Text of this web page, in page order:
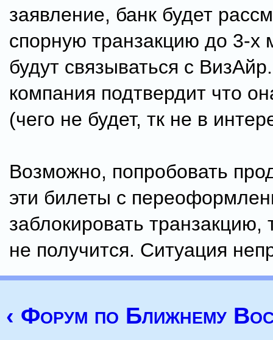
заявление, банк будет
спорную транзакцию до 3-х
будут связываться с
компания подтвердит что
(чего не будет, тк не в
Возможно, попробовать
эти билеты с
заблокировать транзакцию,
не получится. Ситуация
‹ Форум по Ближнему